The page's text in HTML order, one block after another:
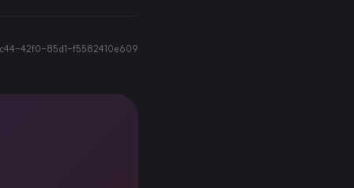
42f0-85d1-f5582410e609